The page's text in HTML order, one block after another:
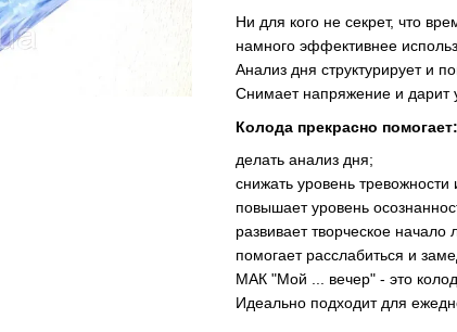
Ни для кого не секрет, что
намного эффективнее
Анализ дня структурирует и
Снимает напряжение и дарит
Колода прекрасно помогает:
делать анализ дня;
снижать уровень
повышает уровень
развивает творческое начало
помогает расслабиться и
МАК "Мой ... вечер" - это
Идеально подходит для